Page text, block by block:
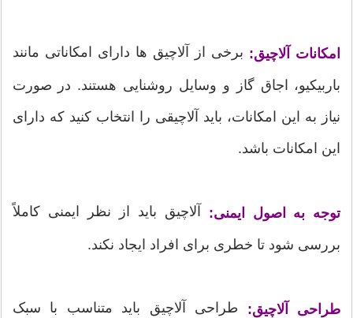
امکانات آلاچیق: برخی از آلاچیق ها دارای امکاناتی مانند
باربیکیو، اجاق گاز و وسایل روشنایی هستند. در صورت
نیاز به این امکانات، باید آلاچیقی را انتخاب کنید که دارای
این امکانات باشد.
توجه به اصول ایمنی: آلاچیق باید از نظر ایمنی کاملاً
بررسی شود تا خطری برای افراد ایجاد نکند.
طراحی آلاچیق: طراحی آلاچیق باید متناسب با سبک